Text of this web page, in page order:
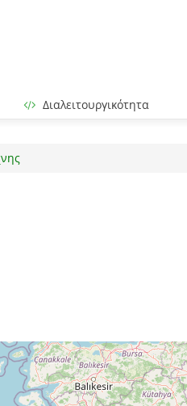
Διαλειτουργικότητα